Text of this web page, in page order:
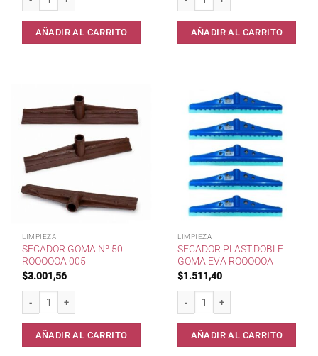
AÑADIR AL CARRITO AÑADIR AL CARRITO
LIMPIEZA
SECADOR GOMA Nº 50
ROOOOOA 005
$3.001,56
AÑADIR AL CARRITO
LIMPIEZA
SECADOR PLAST.DOBLE
GOMA EVA ROOOOOA
$1.511,40
AÑADIR AL CARRITO